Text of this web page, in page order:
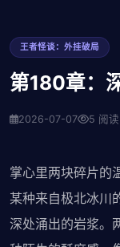
王者怪谈：外挂破局
第180章：
2026-07-07 5 阅读
掌心里两块碎片的
某种来自极北冰川
深处涌出的岩浆。